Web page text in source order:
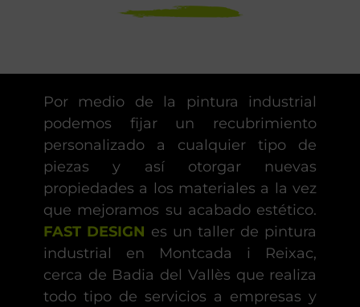
Por medio de la pintura industrial
podemos fijar un recubrimiento
personalizado a cualquier tipo de
piezas y así otorgar nuevas
propiedades a los materiales a la vez
que mejoramos su acabado estético.
FAST DESIGN es un taller de pintura
industrial en Montcada i Reixac,
cerca de Badia del Vallès que realiza
todo tipo de servicios a empresas y